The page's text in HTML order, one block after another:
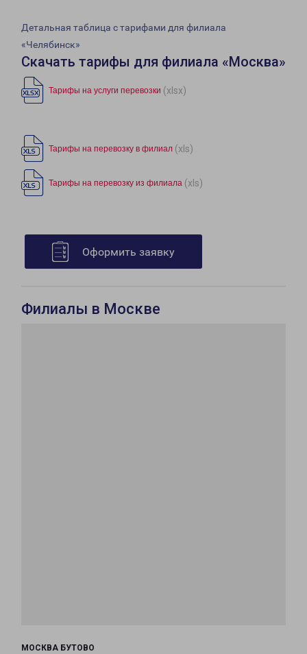
Детальная таблица с тарифами для филиала
«Челябинск»
Скачать тарифы для филиала «Москва»
Тарифы на услуги перевозки (xlsx)
Тарифы на перевозку в филиал (xls)
Тарифы на перевозку из филиала (xls)
Оформить заявку
Филиалы в Москве
МОСКВА БУТОВО